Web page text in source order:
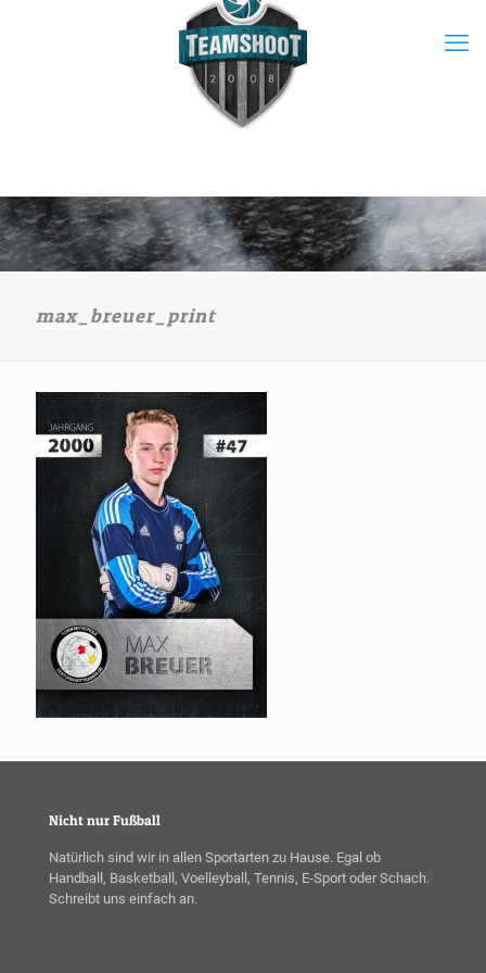
max_breuer_print
Nicht nur Fußball
Natürlich sind wir in allen Sportarten zu Hause. Egal ob
Handball, Basketball, Voelleyball, Tennis, E-Sport oder Schach.
Schreibt uns einfach an.